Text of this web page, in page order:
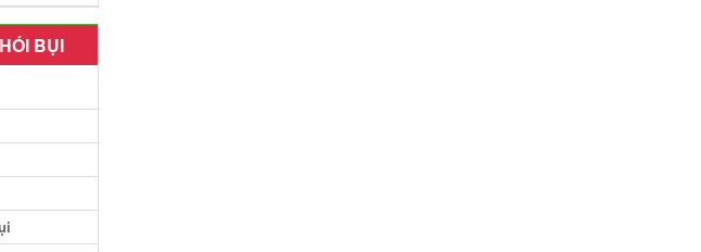
BỤI